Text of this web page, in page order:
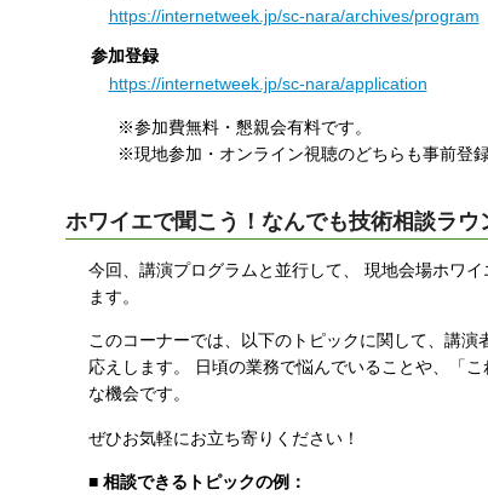
https://internetweek.jp/sc-nara/archives/program
参加登録
https://internetweek.jp/sc-nara/application
※参加費無料・懇親会有料です。
※現地参加・オンライン視聴のどちらも事前登録
ホワイエで聞こう！なんでも技術相談ラウ
今回、講演プログラムと並行して、 現地会場ホワ
ます。
このコーナーでは、以下のトピックに関して、講
応えします。 日頃の業務で悩んでいることや、「
な機会です。
ぜひお気軽にお立ち寄りください！
■ 相談できるトピックの例：